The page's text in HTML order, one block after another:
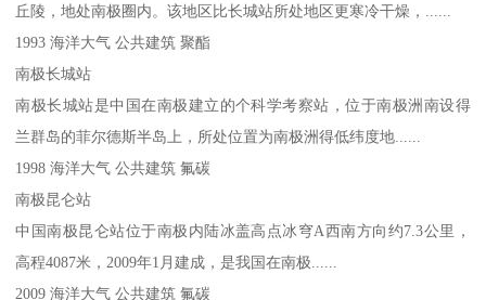
丘陵，地处南极圈内。该地区比长城站所处地区更寒冷干燥，......
1993 海洋大气 公共建筑 聚酯
南极长城站
南极长城站是中国在南极建立的个科学考察站，位于南极洲南设得
兰群岛的菲尔德斯半岛上，所处位置为南极洲得低纬度地......
1998 海洋大气 公共建筑 氟碳
南极昆仑站
中国南极昆仑站位于南极内陆冰盖高点冰穹A西南方向约7.3公里，
高程4087米，2009年1月建成，是我国在南极......
2009 海洋大气 公共建筑 氟碳